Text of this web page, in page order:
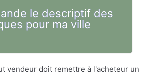
le descriptif des
pour ma ville
vendeur doit remettre à l'acheteur un